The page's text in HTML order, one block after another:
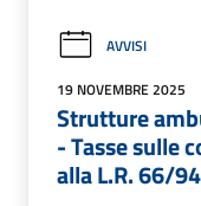
AVVISI
19 NOVEMBRE 2025
Strutture
- Tasse sulle
alla L.R. 66/94